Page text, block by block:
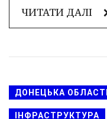
ЧИТАТИ ДАЛІ
ДОНЕЦЬКА
ІНФРАСТРУКТУРА